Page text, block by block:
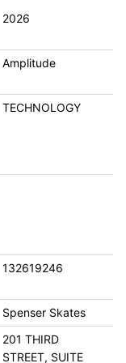
2026
Amplitude
TECHNOLOGY
132619246
Spenser Skates
201 THIRD
STREET, SUITE